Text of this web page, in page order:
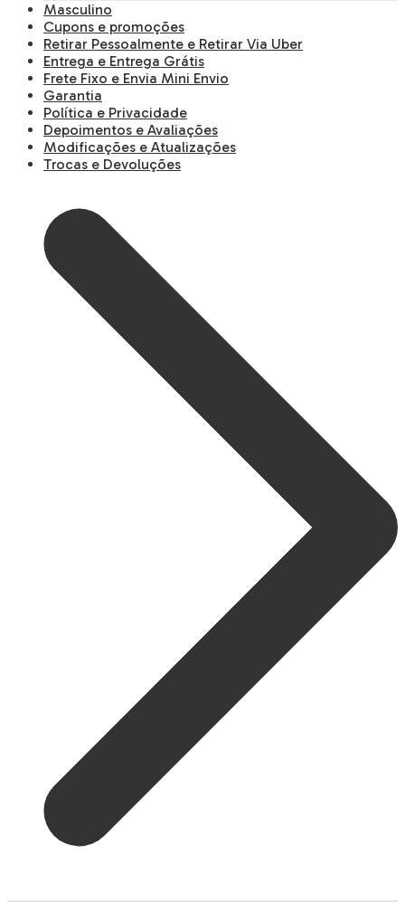
Masculino
Cupons e promoções
Retirar Pessoalmente e Retirar Via Uber
Entrega e Entrega Grátis
Frete Fixo e Envia Mini Envio
Garantia
Política e Privacidade
Depoimentos e Avaliações
Modificações e Atualizações
Trocas e Devoluções